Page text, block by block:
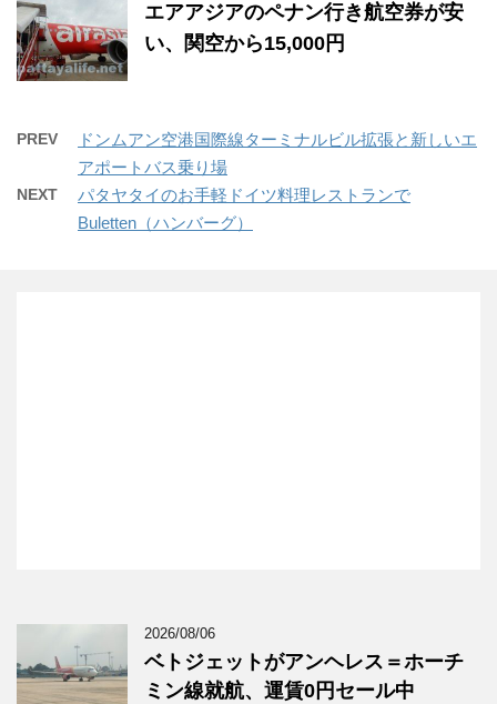
エアアジアのペナン行き航空券が安
い、関空から15,000円
PREV
ドンムアン空港国際線ターミナルビル拡張と新しいエ
アポートバス乗り場
NEXT
パタヤタイのお手軽ドイツ料理レストランで
Buletten（ハンバーグ）
2026/08/06
ベトジェットがアンヘレス＝ホーチ
ミン線就航、運賃0円セール中